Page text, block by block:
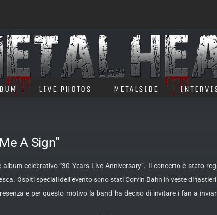
LIVE PHOTOS METALSIDE
A Sign”
celebrativo “30 Years Live Anniversary”. Il concerto è stato
Ospiti speciali dell’evento sono stati Corvin Bahn in veste di
e per questo motivo la band ha deciso di invitare i fan a